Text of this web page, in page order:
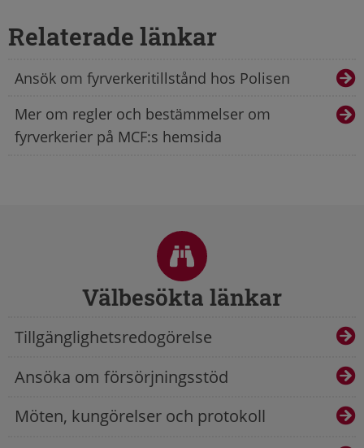
Relaterade länkar
Ansök om fyrverkeritillstånd hos Polisen
Mer om regler och bestämmelser om
fyrverkerier på MCF:s hemsida
Välbesökta länkar
Tillgänglighetsredogörelse
Ansöka om försörjningsstöd
Möten, kungörelser och protokoll